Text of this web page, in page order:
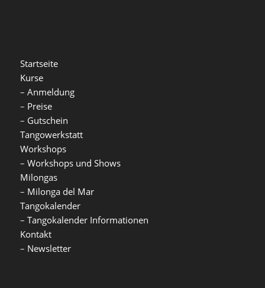
Startseite
Kurse
– Anmeldung
– Preise
– Gutschein
Tangowerkstatt
Workshops
– Workshops und Shows
Milongas
– Milonga del Mar
Tangokalender
– Tangokalender Informationen
Kontakt
– Newsletter